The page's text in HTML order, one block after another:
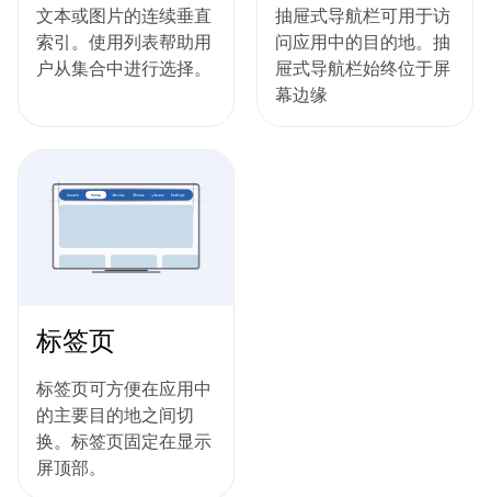
文本或图片的连续垂直
索引。使用列表帮助用
户从集合中进行选择。
抽屉式导航栏可用于访
问应用中的目的地。抽
屉式导航栏始终位于屏
幕边缘
标签页
标签页可方便在应用中
的主要目的地之间切
换。标签页固定在显示
屏顶部。